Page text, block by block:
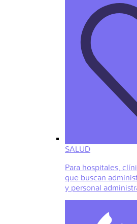
SALUD
Para hospitales,
que buscan
y personal